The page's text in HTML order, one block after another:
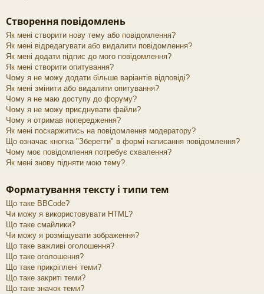
Створення повідомлень
Як мені створити нову тему або повідомлення?
Як мені відредагувати або видалити повідомлення?
Як мені додати підпис до мого повідомлення?
Як мені створити опитування?
Чому я не можу додати більше варіантів відповіді?
Як мені змінити або видалити опитування?
Чому я не маю доступу до форуму?
Чому я не можу приєднувати файли?
Чому я отримав попередження?
Як мені поскаржитись на повідомлення модератору?
Що означає кнопка "Зберегти" в формі написання повідомлення?
Чому моє повідомлення потребує схвалення?
Як мені знову підняти мою тему?
Форматування тексту і типи тем
Що таке BBCode?
Чи можу я використовувати HTML?
Що таке смайлики?
Чи можу я розміщувати зображення?
Що таке важливі оголошення?
Що таке оголошення?
Що таке прикріплені теми?
Що таке закриті теми?
Що таке значок теми?